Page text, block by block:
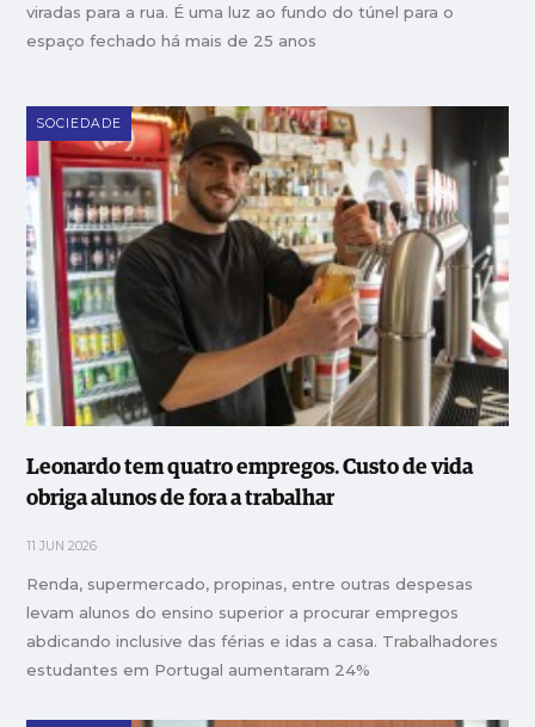
viradas para a rua. É uma luz ao fundo do túnel para o
espaço fechado há mais de 25 anos
SOCIEDADE
Leonardo tem quatro empregos. Custo de vida
obriga alunos de fora a trabalhar
11 JUN 2026
Renda, supermercado, propinas, entre outras despesas
levam alunos do ensino superior a procurar empregos
abdicando inclusive das férias e idas a casa. Trabalhadores
estudantes em Portugal aumentaram 24%